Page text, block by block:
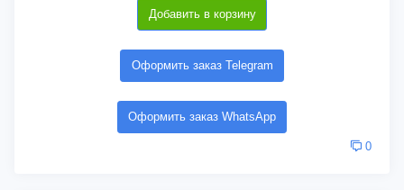
Добавить в корзину
Оформить заказ Telegram
Оформить заказ WhatsApp
0